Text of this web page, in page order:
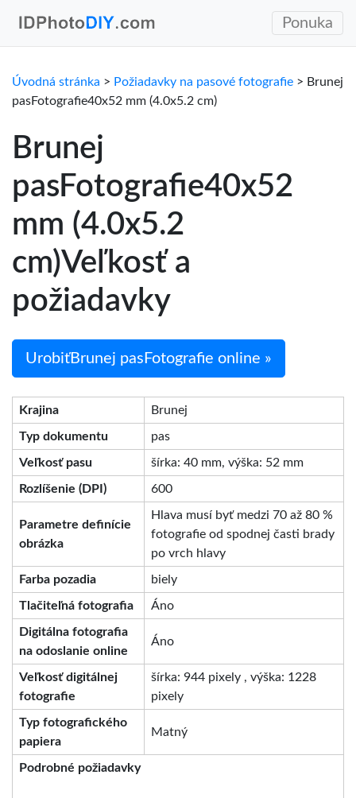
Ponuka
Úvodná stránka > Požiadavky na pasové fotografie > Brunej
pasFotografie40x52 mm (4.0x5.2 cm)
Brunej
pasFotografie40x52
mm (4.0x5.2
cm)Veľkosť a
požiadavky
UrobiťBrunej pasFotografie online »
Krajina Brunej
Typ dokumentu pas
Veľkosť pasu šírka: 40 mm, výška: 52 mm
Rozlíšenie (DPI) 600
Parametre definície
obrázka
Hlava musí byť medzi 70 až 80 %
fotografie od spodnej časti brady
po vrch hlavy
Farba pozadia biely
Tlačiteľná fotografia Áno
Digitálna fotografia
na odoslanie online
Áno
Veľkosť digitálnej
fotografie
šírka: 944 pixely , výška: 1228
pixely
Typ fotografického
papiera
Matný
Podrobné požiadavky